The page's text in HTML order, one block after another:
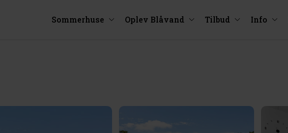
Sommerhuse Oplev Blåvand Tilbud Info